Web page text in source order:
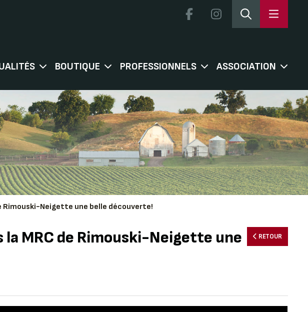
BOUTIQUE PROFESSIONNELS ASSOCIATION
Rimouski-Neigette une belle découverte!
RETOUR
la MRC de Rimouski-Neigette une